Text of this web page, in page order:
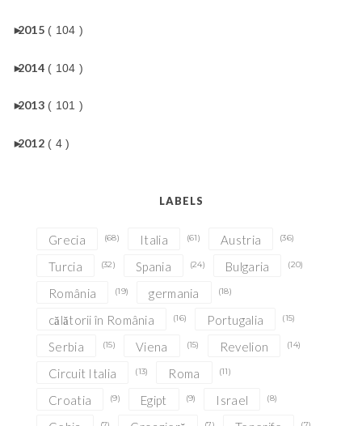
►
2015 ( 104 )
►
2014 ( 104 )
►
2013 ( 101 )
►
2012 ( 4 )
LABELS
Grecia (68) Italia (61) Austria (36)
Turcia (32) Spania (24) Bulgaria (20)
România (19) germania (18)
călătorii în România (16) Portugalia (15)
Serbia (15) Viena (15) Revelion (14)
Circuit Italia (13) Roma (11)
Croatia (9) Egipt (9) Israel (8)